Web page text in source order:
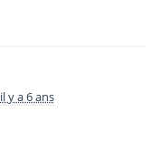
il y a 6 ans